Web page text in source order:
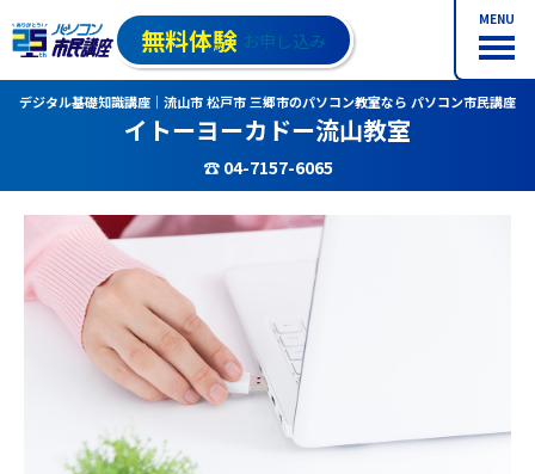
MENU
無料体験 お申し込み
デジタル基礎知識講座｜流山市 松戸市 三郷市のパソコン教室なら パソコン市民講座
イトーヨーカドー流山教室
☎ 04-7157-6065